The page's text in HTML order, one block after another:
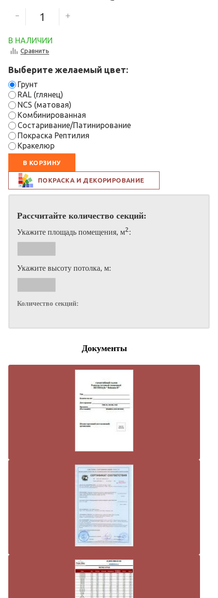
В НАЛИЧИИ
Сравнить
Выберите желаемый цвет:
Грунт
RAL (глянец)
NCS (матовая)
Комбинированная
Состаривание/Патинирование
Покраска Рептилия
Кракелюр
В КОРЗИНУ
ПОКРАСКА И ДЕКОРИРОВАНИЕ
Рассчитайте количество секций:
Укажите площадь помещения, м2 :
Укажите высоту потолка, м:
Количество секций:
Документы